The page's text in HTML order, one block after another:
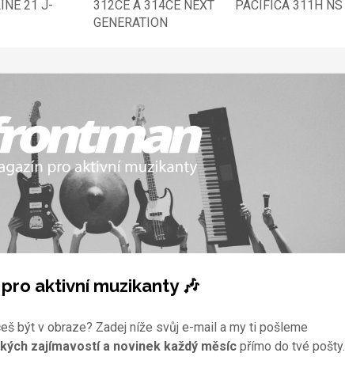
21 J-
312CE A 314CE NEXT
GENERATION
PACIFICA 311H NS
aktivní muzikanty 🎶
být v obraze? Zadej níže svůj e-mail a my ti pošleme
zajímavostí a novinek každý měsícpřímo do tvé pošty.